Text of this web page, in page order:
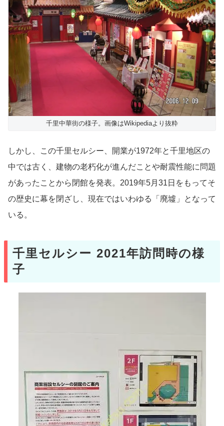
千里中華街の様子。画像はWikipediaより抜粋
しかし、この千里セルシー、開業が1972年と千里地区の
中では古く、建物の老朽化が進んだことや耐震性能に問題
があったことから閉館を発表。2019年5月31日をもってそ
の歴史に幕を閉ざし、現在ではいわゆる「廃墟」となって
いる。
千里セルシー 2021年訪問時の様
子